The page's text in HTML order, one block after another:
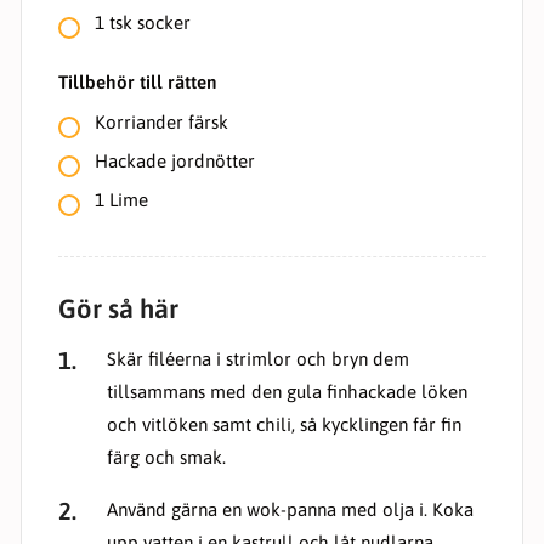
1 tsk socker
Tillbehör till rätten
Korriander färsk
Hackade jordnötter
1 Lime
Gör så här
Skär filéerna i strimlor och bryn dem
tillsammans med den gula finhackade löken
och vitlöken samt chili, så kycklingen får fin
färg och smak.
Använd gärna en wok-panna med olja i. Koka
funktionalitet
att försvinna
Genom att dela
med dig av dina
intressen och
anpassat
erbjudanden.